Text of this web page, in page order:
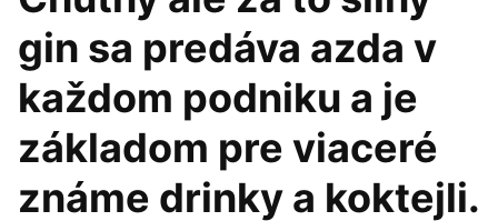
gin sa predáva azda v
každom podniku a je
základom pre viaceré
známe drinky a koktejli.